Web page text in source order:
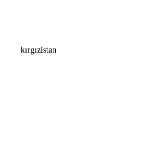
kırgızistan